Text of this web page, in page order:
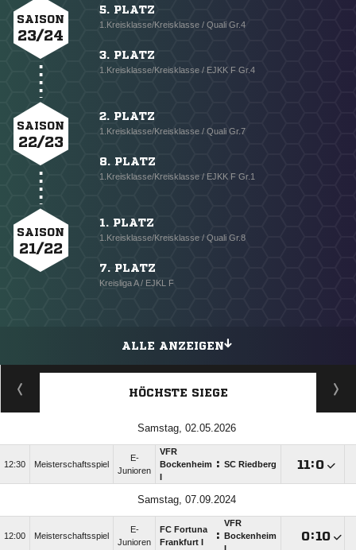
SAISON
23/24
5. PLATZ
1.Kreisklasse/Kreisklasse / Quali Gr.4
3. PLATZ
1.Kreisklasse/Kreisklasse / EJKK F Gr.4
SAISON
22/23
2. PLATZ
1.Kreisklasse/Kreisklasse / Quali Gr.7
8. PLATZ
1.Kreisklasse/Kreisklasse / EJKK F Gr.1
SAISON
21/22
1. PLATZ
1.Kreisklasse/Kreisklasse / Quali Gr.8
7. PLATZ
Kreisliga A / EJKL F
ALLE ANZEIGEN
HÖCHSTE SIEGE
Samstag, 02.05.2026
12:30 Meisterschaftsspiel
E-
Junioren
VFR
Bockenheim : SC Riedberg :
Samstag, 07.09.2024
12:00 Meisterschaftsspiel
E-
Junioren
FC Fortuna
Frankfurt I
:
VFR
Bockenheim
: